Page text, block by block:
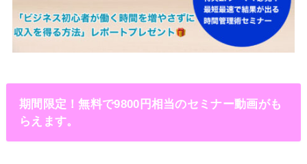
期間限定！無料で9800円相当のセミナー動画がも
らえます。